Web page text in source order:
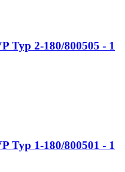
Typ 2-180/800505 - 1
Typ 1-180/800501 - 1